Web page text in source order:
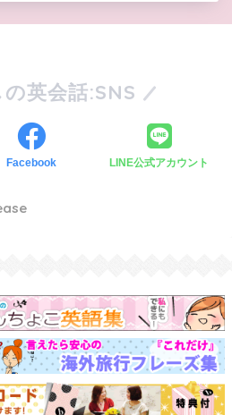
英会話:SNS
Facebook LINE公式アカウント